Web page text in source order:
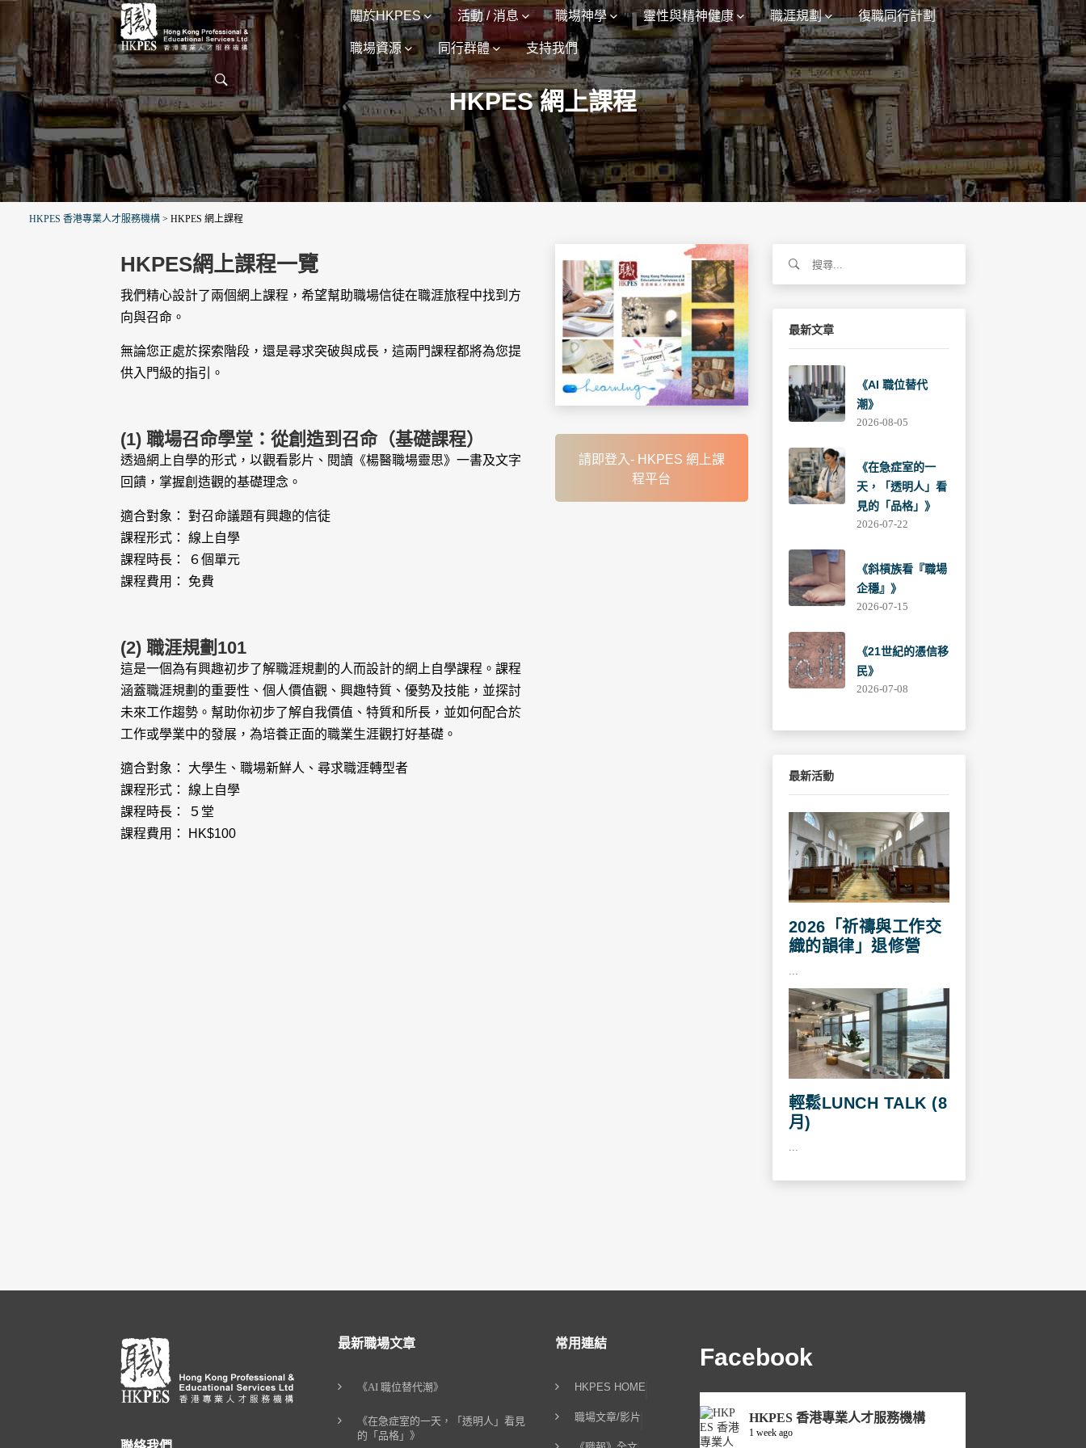
關於HKPES 活動 / 消息 職場神學 靈性與精神健康 職涯規劃 復職同行計劃
職場資源 同行群體 支持我們
HKPES 網上課程
HKPES 香港專業人才服務機構 > HKPES 網上課程
HKPES網上課程一覽
我們精心設計了兩個網上課程，希望幫助職場信徒在職涯旅程中找到方
向與召命。
無論您正處於探索階段，還是尋求突破與成長，這兩門課程都將為您提
供入門級的指引。
(1) 職場召命學堂：從創造到召命（基礎課程）
透過網上自學的形式，以觀看影片、閱讀《楊醫職場靈思》一書及文字
回饋，掌握創造觀的基礎理念。
適合對象： 對召命議題有興趣的信徒
課程形式： 線上自學
課程時長： ６個單元
課程費用： 免費
(2) 職涯規劃101
這是一個為有興趣初步了解職涯規劃的人而設計的網上自學課程。課程
涵蓋職涯規劃的重要性、個人價值觀、興趣特質、優勢及技能，並探討
未來工作趨勢。幫助你初步了解自我價值、特質和所長，並如何配合於
工作或學業中的發展，為培養正面的職業生涯觀打好基礎。
適合對象： 大學生、職場新鮮人、尋求職涯轉型者
課程形式： 線上自學
課程時長： ５堂
課程費用： HK$100
請即登入- HKPES 網上課
程平台
關
最新文章
《AI 職位替代
潮》
2026-08-05
《在急症室的一
天，「透明人」看
見的「品格」》
2026-07-22
《斜槓族看『職場
企穩』》
2026-07-15
《21世紀的憑信移
民》
2026-07-08
最新活動
2026「祈禱與工作交
織的韻律」退修營
輕鬆LUNCH TALK (8
月)
最新職場文章
《AI 職位替代潮》
《在急症室的一天，「透明人」看見
的「品格」》
常用連結
HKPES HOME
職場文章/影片
Facebook
HKPES 香港專業人才服務機構
1 week ago